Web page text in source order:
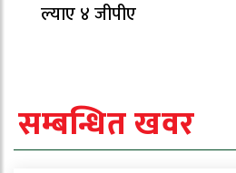
ल्याए ४ जीपीए
सम्बन्धित खवर